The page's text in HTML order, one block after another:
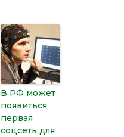
В РФ может
появиться
первая
соцсеть для